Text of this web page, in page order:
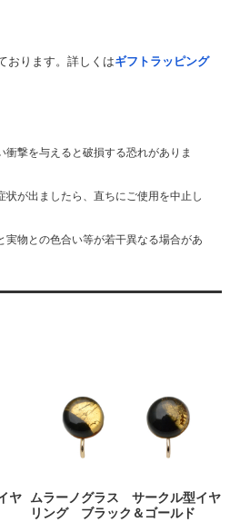
おります。詳しくはギフトラッピング
撃を与えると破損する恐れがありま
が出ましたら、直ちにご使用を中止し
物との色合い等が若干異なる場合があ
ヤ
ムラーノグラス サークル型イヤ
リング ブラック＆ゴールド